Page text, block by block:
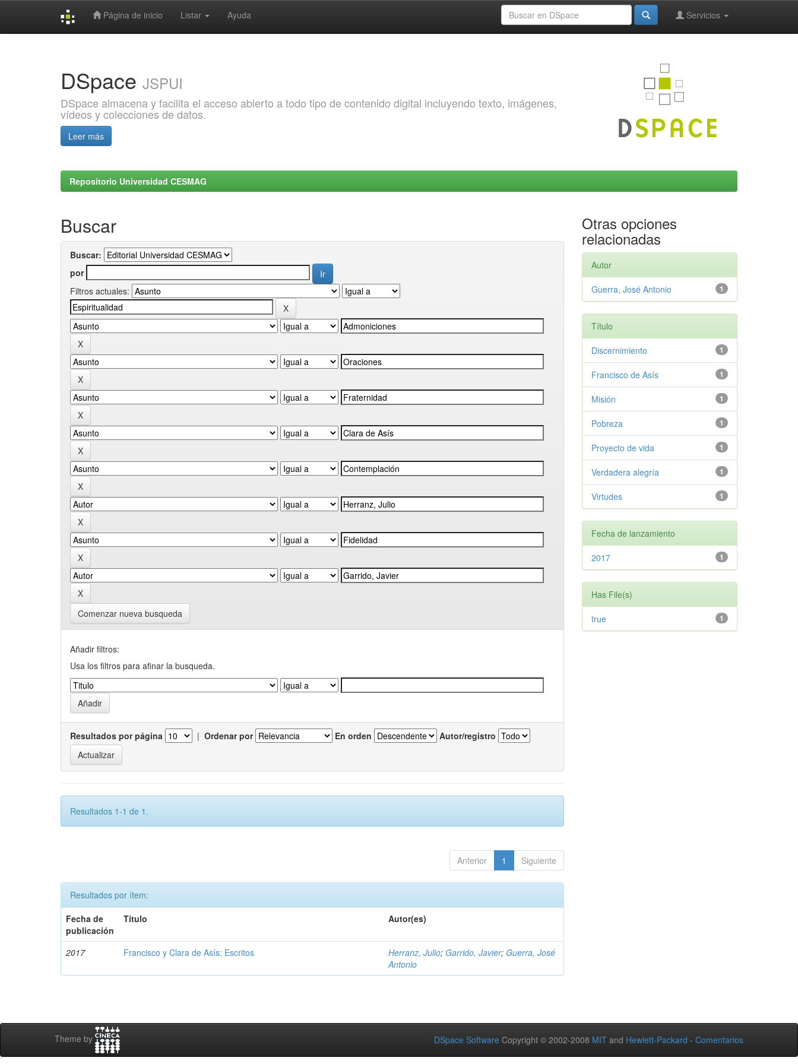
Página de inicio Listar Ayuda Servicios
DSpace JSPUI
DSpace almacena y facilita el acceso abierto a todo tipo de contenido digital incluyendo texto, imágenes,
vídeos y colecciones de datos.
Leer más
Repositorio Universidad CESMAG
Buscar
Buscar:
por
Filtros actuales:
Comenzar nueva busqueda
Añadir filtros:
Usa los filtros para afinar la busqueda.
Resultados por página | Ordenar por En orden Autor/registro
Resultados 1-1 de 1.
Anterior 1 Siguiente
Resultados por ítem:
Fecha de
publicación
Título Autor(es)
2017 Francisco y Clara de Asís: Escritos Herranz, Julio; Garrido, Javier; Guerra, José
Antonio
Otras opciones
relacionadas
Autor
1
Guerra, José Antonio
Título
1
Discernimiento
1
Francisco de Asís
1
Misión
1
Pobreza
1
Proyecto de vida
1
Verdadera alegría
1
Virtudes
Fecha de lanzamiento
1
2017
Has File(s)
1
true
Theme by DSpace Software Copyright © 2002-2008 MIT and Hewlett-Packard - Comentarios